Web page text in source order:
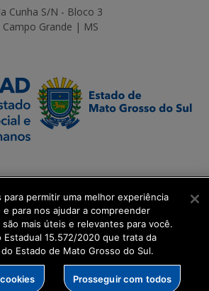
Cunha S/N - Bloco 3
Grande | MS
para permitir uma melhor experiência
para nos ajudar a compreender
mais úteis e relevantes para você.
15.572/2020 que trata da
Estado de Mato Grosso do Sul.
Prosseguir com todos